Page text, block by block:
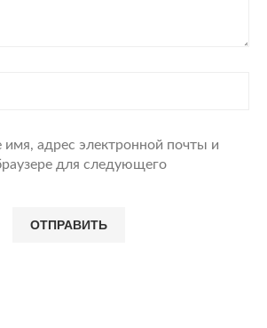
адрес электронной почты и
для следующего